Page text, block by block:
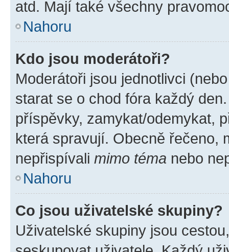
atd. Mají také všechny
Nahoru
Kdo jsou moderátoři?
Moderátoři jsou jednotlivci
starat se o chod fóra každý
příspěvky, zamykat/odemykat,
která spravují. Obecně řečeno,
nepřispívali mimo téma nebo
Nahoru
Co jsou uživatelské skupiny?
Uživatelské skupiny jsou